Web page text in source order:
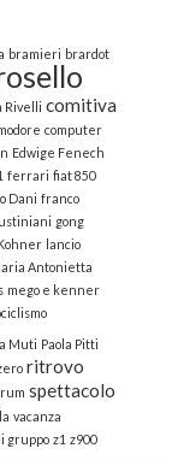
bramieri brardot
Rivelli comitiva
computer
Edwige Fenech
ferrari fiat 850
Dani franco
gong
lancio
Antonietta
mego e kenner
Muti Paola Pitti
ritrovo
spettacolo
vacanza
gruppo z1 z900